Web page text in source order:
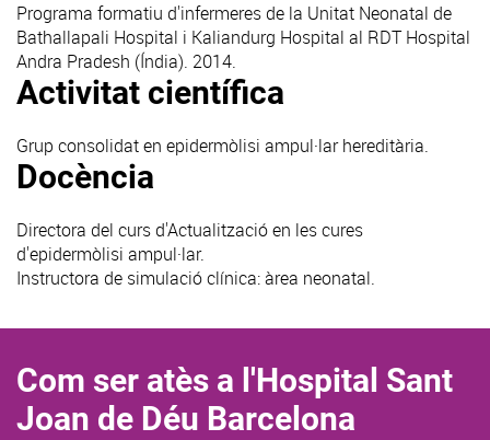
Programa formatiu d'infermeres de la Unitat Neonatal de
Bathallapali Hospital i Kaliandurg Hospital al RDT Hospital
Andra Pradesh (Índia). 2014.
Activitat científica
Grup consolidat en epidermòlisi ampul·lar hereditària.
Docència
Directora del curs d'Actualització en les cures
d'epidermòlisi ampul·lar.
Instructora de simulació clínica: àrea neonatal.
Com ser atès a l'Hospital Sant
Joan de Déu Barcelona